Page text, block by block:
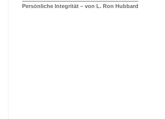
Persönliche Integrität – von L. Ron Hubbard